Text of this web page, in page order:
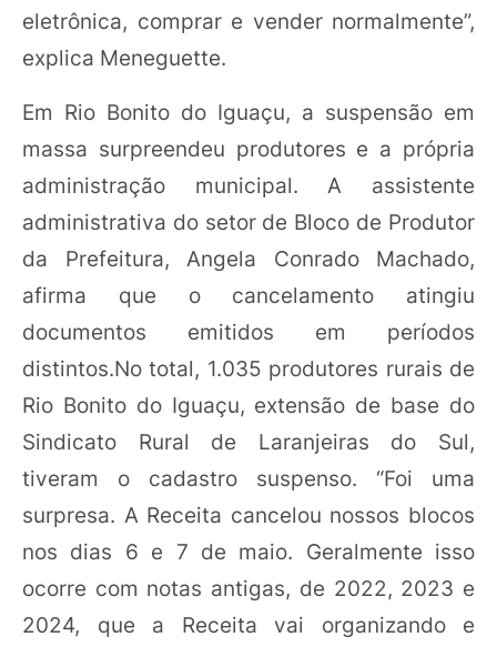
eletrônica, comprar e vender normalmente”,
explica Meneguette.
Em Rio Bonito do Iguaçu, a suspensão em
massa surpreendeu produtores e a própria
administração municipal. A assistente
administrativa do setor de Bloco de Produtor
da Prefeitura, Angela Conrado Machado,
afirma que o cancelamento atingiu
documentos emitidos em períodos
distintos.No total, 1.035 produtores rurais de
Rio Bonito do Iguaçu, extensão de base do
Sindicato Rural de Laranjeiras do Sul,
tiveram o cadastro suspenso. “Foi uma
surpresa. A Receita cancelou nossos blocos
nos dias 6 e 7 de maio. Geralmente isso
ocorre com notas antigas, de 2022, 2023 e
2024, que a Receita vai organizando e